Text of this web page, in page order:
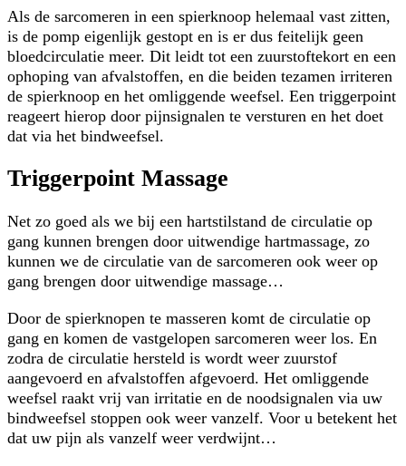
Als de sarcomeren in een spierknoop helemaal vast zitten,
is de pomp eigenlijk gestopt en is er dus feitelijk geen
bloedcirculatie meer. Dit leidt tot een zuurstoftekort en een
ophoping van afvalstoffen, en die beiden tezamen irriteren
de spierknoop en het omliggende weefsel. Een triggerpoint
reageert hierop door pijnsignalen te versturen en het doet
dat via het bindweefsel.
Triggerpoint Massage
Net zo goed als we bij een hartstilstand de circulatie op
gang kunnen brengen door uitwendige hartmassage, zo
kunnen we de circulatie van de sarcomeren ook weer op
gang brengen door uitwendige massage…
Door de spierknopen te masseren komt de circulatie op
gang en komen de vastgelopen sarcomeren weer los. En
zodra de circulatie hersteld is wordt weer zuurstof
aangevoerd en afvalstoffen afgevoerd. Het omliggende
weefsel raakt vrij van irritatie en de noodsignalen via uw
bindweefsel stoppen ook weer vanzelf. Voor u betekent het
dat uw pijn als vanzelf weer verdwijnt…